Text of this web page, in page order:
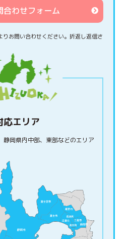
合わせフォーム
お問い合わせください。 折返し返信さ
応エリア
静岡県内中部、東部などのエリア